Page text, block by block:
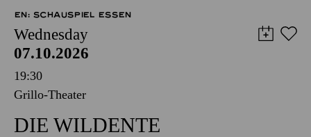
EN: SCHAUSPIEL ESSEN
Wednesday
07.10.2026
19:30
Grillo-Theater
DIE WILDENTE